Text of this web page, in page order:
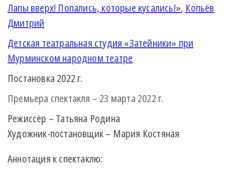
Лапы вверх! Попались, которые кусались!», Копьёв
Дмитрий
Детская театральная студия «Затейники» при
Мурминском народном театре
Постановка 2022 г.
Премьера спектакля – 23 марта 2022 г.
Режиссёр – Татьяна Родина
Художник-постановщик – Мария Костяная
Аннотация к спектаклю: